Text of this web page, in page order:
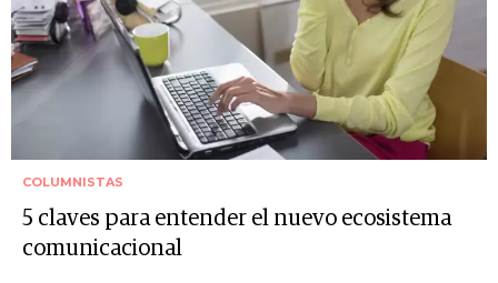
COLUMNISTAS
5 claves para entender el nuevo ecosistema
comunicacional